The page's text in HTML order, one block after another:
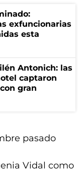
exfuncionarias
esta
Antonich: las
captaron
gran
pasado
Vidal como